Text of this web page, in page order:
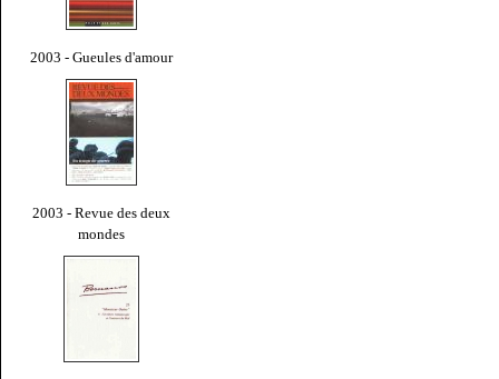
2003 - Gueules d'amour
2003 - Revue des deux
mondes